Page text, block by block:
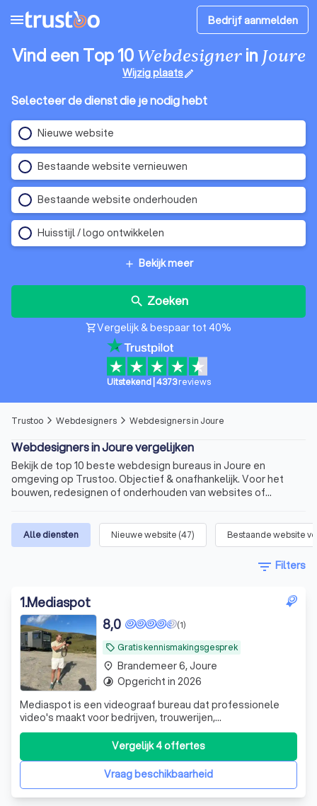
menu Bedrijf aanmelden
Vind een Top 10Webdesignerin Joure
Wijzig plaatsedit
Selecteer de dienst die je nodig hebt
Nieuwe website
Bestaande website vernieuwen
Bestaande website onderhouden
Huisstijl / logo ontwikkelen
add Bekijk meer
search Zoeken
shopping_cartVergelijk & bespaar tot 40%
Uitstekend| 4373 reviews
Trustoo arrow_forward_ios Webdesigners arrow_forward_ios Webdesigners in Joure
Webdesigners in Joure vergelijken
Bekijk de top 10 beste webdesign bureaus in Joure en
omgeving op Trustoo. Objectief & onafhankelijk. Voor het
bouwen, redesignen of onderhouden van websites of
Alle diensten Nieuwe website (47) Bestaande website
filter_list Filters
1.Mediaspot
local_offer Gratis kennismakingsgesprek
(1)
8,0
Mediaspot is een videograaf bureau dat professionele
video's maakt voor bedrijven, trouwerijen,
marketingevents en feesten. Samen bespreken we jouw
wensen en vertalen we jouw ideeën naar een unieke video
die perfect aansluit bij jouw doel. Met creativiteit, oog
voor detail en passie brengen we jouw
Vraag beschikbaarheid
Vergelijk 4 offertes
place Brandemeer 6, Joure
timelapse Opgericht in 2026